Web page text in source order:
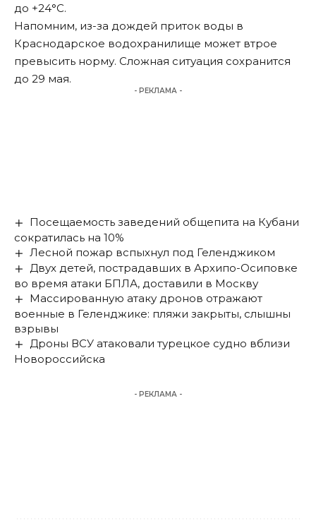
до +24°С.
Напомним, из-за дождей приток воды в
Краснодарское водохранилище может втрое
превысить норму. Сложная ситуация сохранится
до 29 мая.
- РЕКЛАМА -
Посещаемость заведений общепита на Кубани
сократилась на 10%
Лесной пожар вспыхнул под Геленджиком
Двух детей, пострадавших в Архипо-Осиповке
во время атаки БПЛА, доставили в Москву
Массированную атаку дронов отражают
военные в Геленджике: пляжи закрыты, слышны
взрывы
Дроны ВСУ атаковали турецкое судно вблизи
Новороссийска
- РЕКЛАМА -